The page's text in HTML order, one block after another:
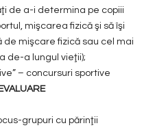
de a-i determina pe copiii
mişcarea fizică şi să îşi
mişcare fizică sau cel mai
de-a lungul vieţii);
– concursuri sportive
grupuri cu părinţii